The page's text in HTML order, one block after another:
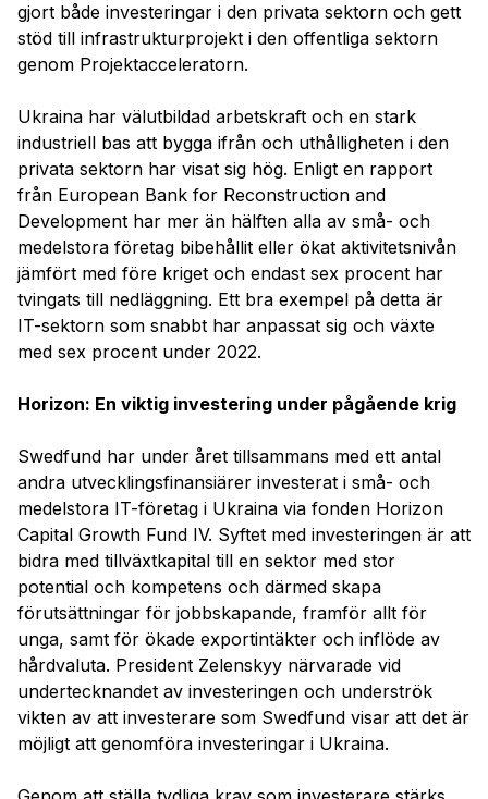
gjort både investeringar i den privata sektorn och gett
stöd till infrastrukturprojekt i den offentliga sektorn
genom Projektacceleratorn.
Ukraina har välutbildad arbetskraft och en stark
industriell bas att bygga ifrån och uthålligheten i den
privata sektorn har visat sig hög. Enligt en rapport
från European Bank for Reconstruction and
Development har mer än hälften alla av små- och
medelstora företag bibehållit eller ökat aktivitetsnivån
jämfört med före kriget och endast sex procent har
tvingats till nedläggning. Ett bra exempel på detta är
IT-sektorn som snabbt har anpassat sig och växte
med sex procent under 2022.
Horizon: En viktig investering under pågående krig
Swedfund har under året tillsammans med ett antal
andra utvecklingsfinansiärer investerat i små- och
medelstora IT-företag i Ukraina via fonden Horizon
Capital Growth Fund IV. Syftet med investeringen är att
bidra med tillväxtkapital till en sektor med stor
potential och kompetens och därmed skapa
förutsättningar för jobbskapande, framför allt för
unga, samt för ökade exportintäkter och inflöde av
hårdvaluta. President Zelenskyy närvarade vid
undertecknandet av investeringen och underströk
vikten av att investerare som Swedfund visar att det är
möjligt att genomföra investeringar i Ukraina.